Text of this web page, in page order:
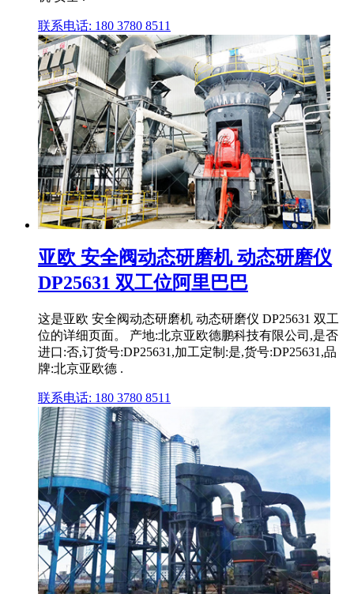
联系电话: 180 3780 8511
亚欧 安全阀动态研磨机 动态研磨仪
DP25631 双工位阿里巴巴
这是亚欧 安全阀动态研磨机 动态研磨仪 DP25631 双工
位的详细页面。 产地:北京亚欧德鹏科技有限公司,是否
进口:否,订货号:DP25631,加工定制:是,货号:DP25631,品
牌:北京亚欧德 .
联系电话: 180 3780 8511